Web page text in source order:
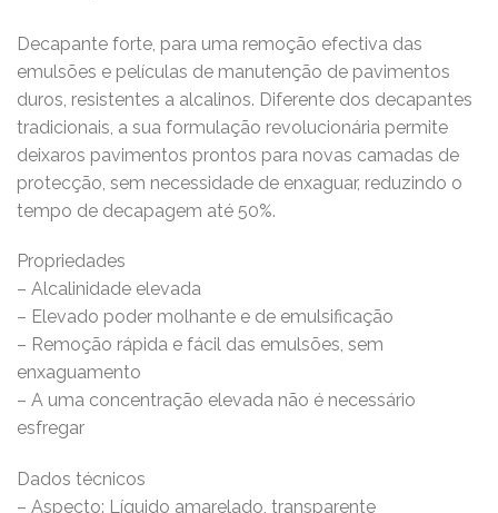
Decapante forte, para uma remoção efectiva das
emulsões e películas de manutenção de pavimentos
duros, resistentes a alcalinos. Diferente dos decapantes
tradicionais, a sua formulação revolucionária permite
deixaros pavimentos prontos para novas camadas de
protecção, sem necessidade de enxaguar, reduzindo o
tempo de decapagem até 50%.
Propriedades
– Alcalinidade elevada
– Elevado poder molhante e de emulsificação
– Remoção rápida e fácil das emulsões, sem
enxaguamento
– A uma concentração elevada não é necessário
esfregar
Dados técnicos
– Aspecto: Líquido amarelado, transparente